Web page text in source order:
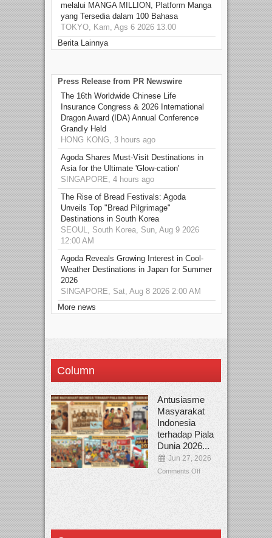
melalui MANGA MILLION, Platform Manga
yang Tersedia dalam 100 Bahasa
TOKYO, Kam, Ags 6 2026 13.00
Berita Lainnya
Press Release from PR Newswire
The 16th Worldwide Chinese Life
Insurance Congress & 2026 International
Dragon Award (IDA) Annual Conference
Grandly Held
HONG KONG, 3 hours ago
Agoda Shares Must-Visit Destinations in
Asia for the Ultimate 'Glow-cation'
SINGAPORE, 4 hours ago
The Rise of Bread Festivals: Agoda
Unveils Top "Bread Pilgrimage"
Destinations in South Korea
SEOUL, South Korea, Sun, Aug 9 2026
12:00 AM
Agoda Reveals Growing Interest in Cool-
Weather Destinations in Japan for Summer
2026
SINGAPORE, Sat, Aug 8 2026 2:00 AM
More news
Column
Antusiasme
Masyarakat
Indonesia
terhadap Piala
Dunia 2026...
Jun 27, 2026
Comments Off